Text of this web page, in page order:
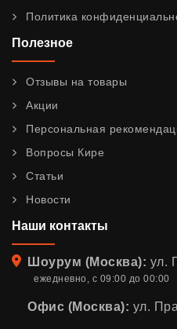
Политика
Полезное
Отзывы на товары
Акции
Персональная
Вопросы Кире
Статьи
Новости
Наши контакты
Адрес
Шоурум (Москва): ул.
ежедневно, с 09:00 до 00:00
Офис (Москва): ул.